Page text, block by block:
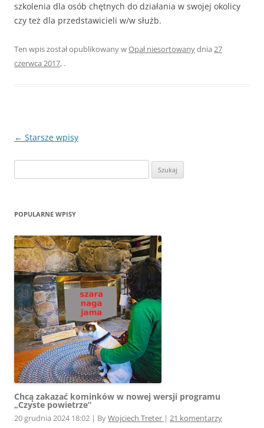
szkolenia dla osób chętnych do działania w swojej okolicy
czy też dla przedstawicieli w/w służb.
Ten wpis został opublikowany wOpał niesortowanydnia 27
czerwca 2017, .
Zobacz
← Starsze wpisy
POPULARNE WPISY
Chcą zakazać kominków w nowej wersji programu
„Czyste powietrze”
20 grudnia 2024 18:02 | ByWojciech Treter | 21 komentarzy